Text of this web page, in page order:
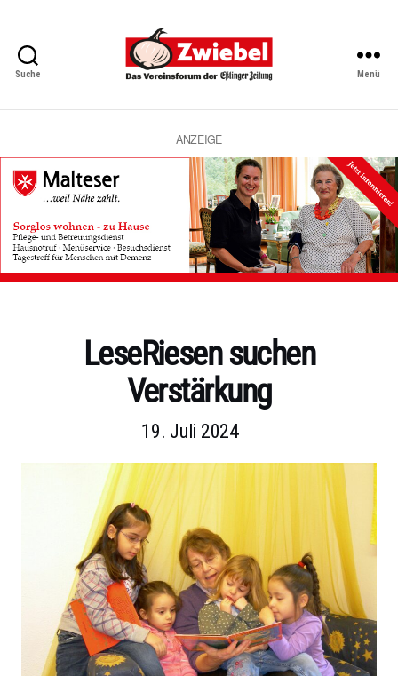
Suche
Vereinsforum
Eßlinger
Zeitung
Menü
ANZEIGE
LeseRiesen suchen
Verstärkung
19. Juli 2024